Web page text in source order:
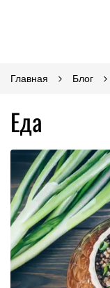
Главная Блог
Еда